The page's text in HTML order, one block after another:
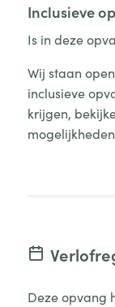
Inclusieve
Is in deze
Wij staan
inclusieve
krijgen,
Deze opvang